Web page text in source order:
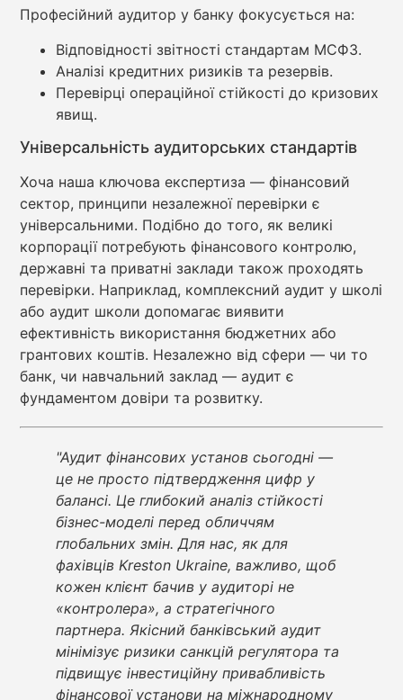
Професійний аудитор у банку фокусується на:
Відповідності звітності стандартам МСФЗ.
Аналізі кредитних ризиків та резервів.
Перевірці операційної стійкості до кризових
явищ.
Універсальність аудиторських стандартів
Хоча наша ключова експертиза — фінансовий
сектор, принципи незалежної перевірки є
універсальними. Подібно до того, як великі
корпорації потребують фінансового контролю,
державні та приватні заклади також проходять
перевірки. Наприклад, комплексний аудит у школі
або аудит школи допомагає виявити
ефективність використання бюджетних або
грантових коштів. Незалежно від сфери — чи то
банк, чи навчальний заклад — аудит є
фундаментом довіри та розвитку.
"Аудит фінансових установ сьогодні —
це не просто підтвердження цифр у
балансі. Це глибокий аналіз стійкості
бізнес-моделі перед обличчям
глобальних змін. Для нас, як для
фахівців Kreston Ukraine, важливо, щоб
кожен клієнт бачив у аудиторі не
«контролера», а стратегічного
партнера. Якісний банківський аудит
мінімізує ризики санкцій регулятора та
підвищує інвестиційну привабливість
фінансової установи на міжнародному